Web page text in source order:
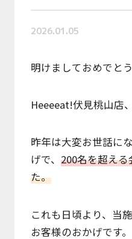
予約
2026.01.05
明けましておめでと
Heeeeat!伏見桃山店
昨年は大変お世話に
げで、 200名を超え
た。
これも日頃より、当
お客様のおかげです。